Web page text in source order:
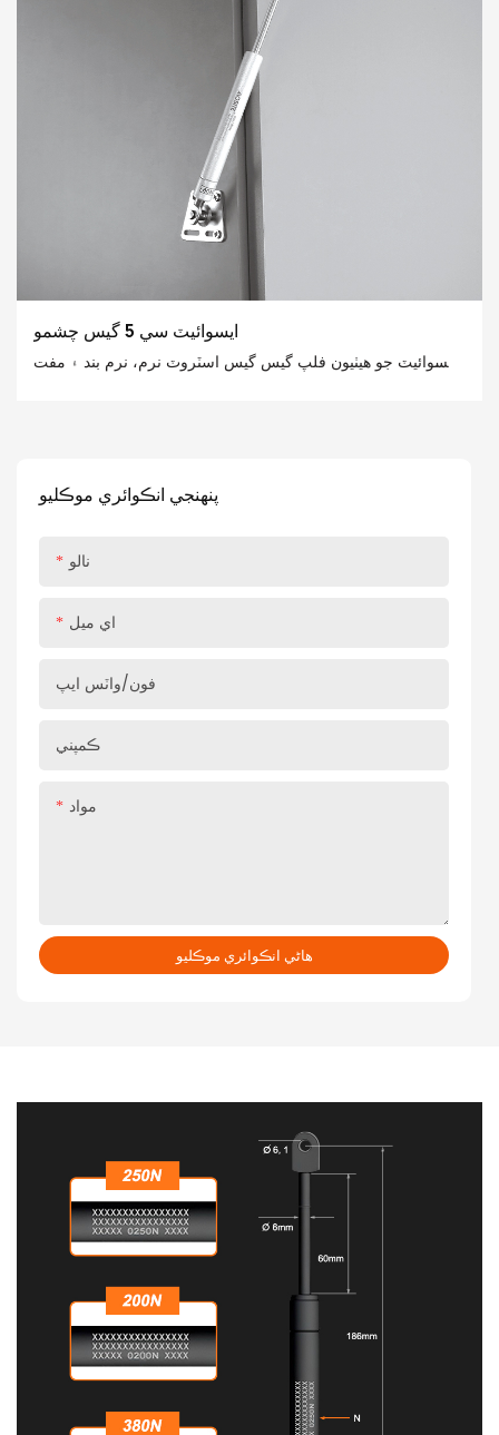
پنھنجي انڪوائري موڪليو
نالو
اي ميل
فون/واٽس ايپ
ڪمپني
مواد
هاڻي انڪوائري موڪليو
ايسوائيٽ سي 5 گيس چشمو
ايسوائيٽ جو هيٺيون فلپ گيس گيس اسٽروٽ نرم، نرم بند ۽ مفت